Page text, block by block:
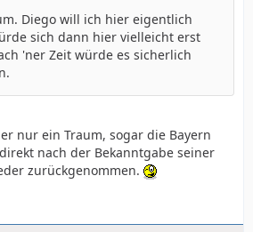
Diego will ich hier eigentlich
sich dann hier vielleicht erst
'ner Zeit würde es sicherlich
nur ein Traum, sogar die Bayern
nach der Bekanntgabe seiner
zurückgenommen.